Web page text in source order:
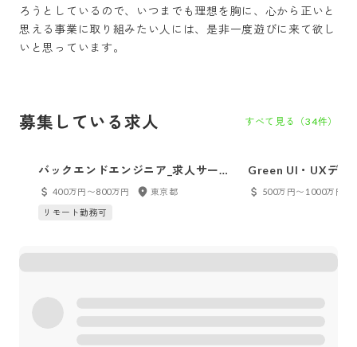
ろうとしているので、いつまでも理想を胸に、心から正いと
思える事業に取り組みたい人には、是非一度遊びに来て欲し
いと思っています。
募集している求人 すべて見る（34件）
バックエンドエンジニア_求人サービ
ス「Green」
400万円〜800万円
東京都
リモート勤務可
Green UI・UXデザ
500万円〜1000万円